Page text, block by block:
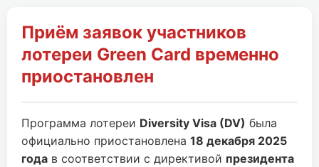
Приём заявок участников
лотереи Green Card временно
приостановлен
Программа лотереи Diversity Visa (DV) была
официально приостановлена 18 декабря 2025
года в соответствии с директивой президента